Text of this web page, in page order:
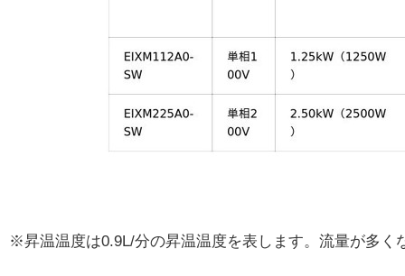
※昇温温度は0.9L/分の昇温温度を表します。流量が多く